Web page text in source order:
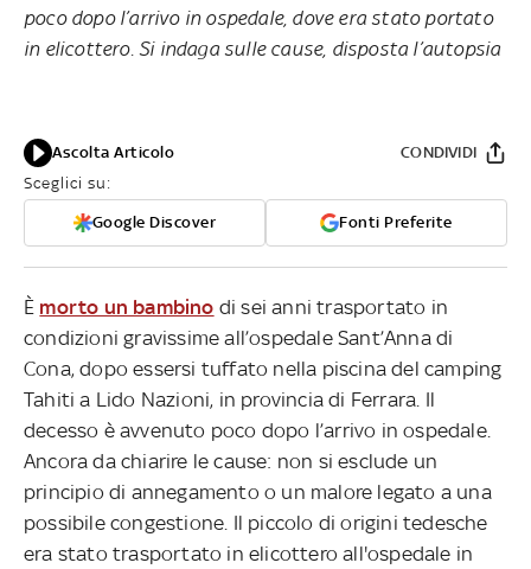
poco dopo l’arrivo in ospedale, dove era stato portato
in elicottero. Si indaga sulle cause, disposta l’autopsia
Ascolta Articolo
Sceglici su:
Google Discover Fonti Preferite
CONDIVIDI
È morto un bambino di sei anni trasportato in
condizioni gravissime all’ospedale Sant’Anna di
Cona, dopo essersi tuffato nella piscina del camping
Tahiti a Lido Nazioni, in provincia di Ferrara. Il
decesso è avvenuto poco dopo l’arrivo in ospedale.
Ancora da chiarire le cause: non si esclude un
principio di annegamento o un malore legato a una
possibile congestione. Il piccolo di origini tedesche
era stato trasportato in elicottero all'ospedale in